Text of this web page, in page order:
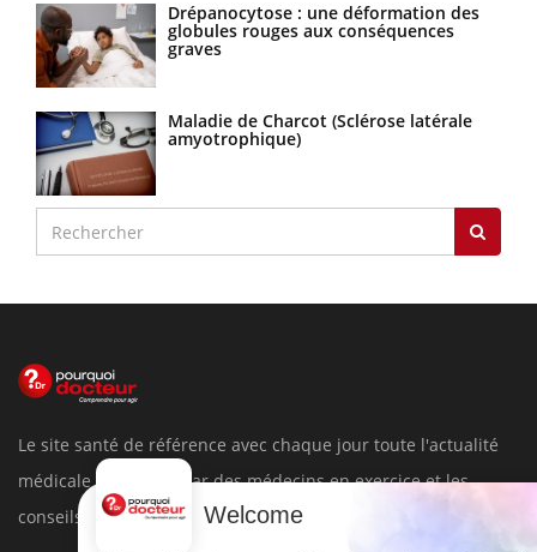
Drépanocytose : une déformation des
globules rouges aux conséquences
graves
Maladie de Charcot (Sclérose latérale
amyotrophique)
Le site santé de référence avec chaque jour toute l'actualité
médicale decryptée par des médecins en exercice et les
conseils des meilleurs spécialistes.
Welcome